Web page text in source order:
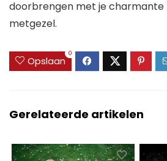
doorbrengen met je charmante
metgezel.
Opslaan
0
Gerelateerde artikelen